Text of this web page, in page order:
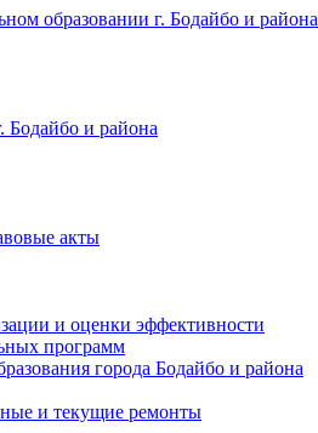
образовании г. Бодайбо и района
Бодайбо и района
акты
и оценки эффективности
программ
города Бодайбо и района
и текущие ремонты